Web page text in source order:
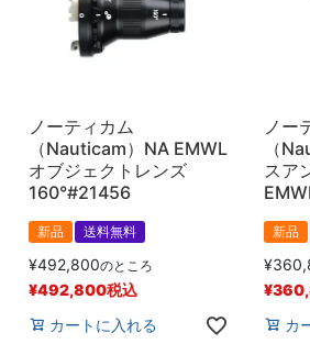
ノーティカム
（Nauticam）NA EMWL
オブジェクトレンズ
160°#21456
新品 送料無料
¥492,800のところ
¥492,800税込
カートに入れる
ノー
（
スア
新品
¥
¥
カ